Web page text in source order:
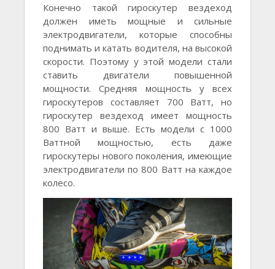
Конечно такой гироскутер вездеход
должен иметь мощные и сильные
электродвигатели, которые способны
поднимать и катать водителя, на высокой
скорости. Поэтому у этой модели стали
ставить двигатели повышенной
мощности. Средняя мощность у всех
гироскутеров составляет 700 Ватт, но
гироскутер вездеход имеет мощность
800 Ватт и выше. Есть модели с 1000
Ваттной мощностью, есть даже
гироскутеры нового поколения, имеющие
электродвигатели по 800 Ватт на каждое
колесо.